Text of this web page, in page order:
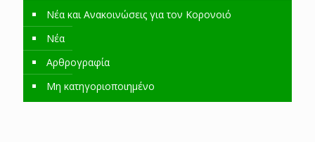
Νέα και Ανακοινώσεις για τον Κορονοιό
Νέα
Αρθρογραφία
Μη κατηγοριοποιημένο